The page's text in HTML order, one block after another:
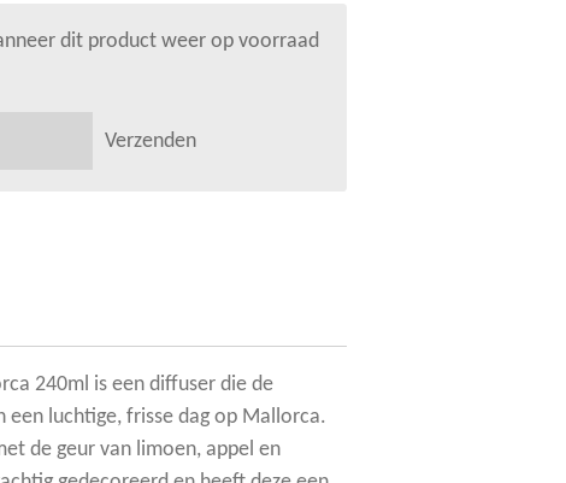
dit product weer op voorraad
Verzenden
240ml is een diffuser die de
een luchtige, frisse dag op Mallorca.
de geur van limoen, appel en